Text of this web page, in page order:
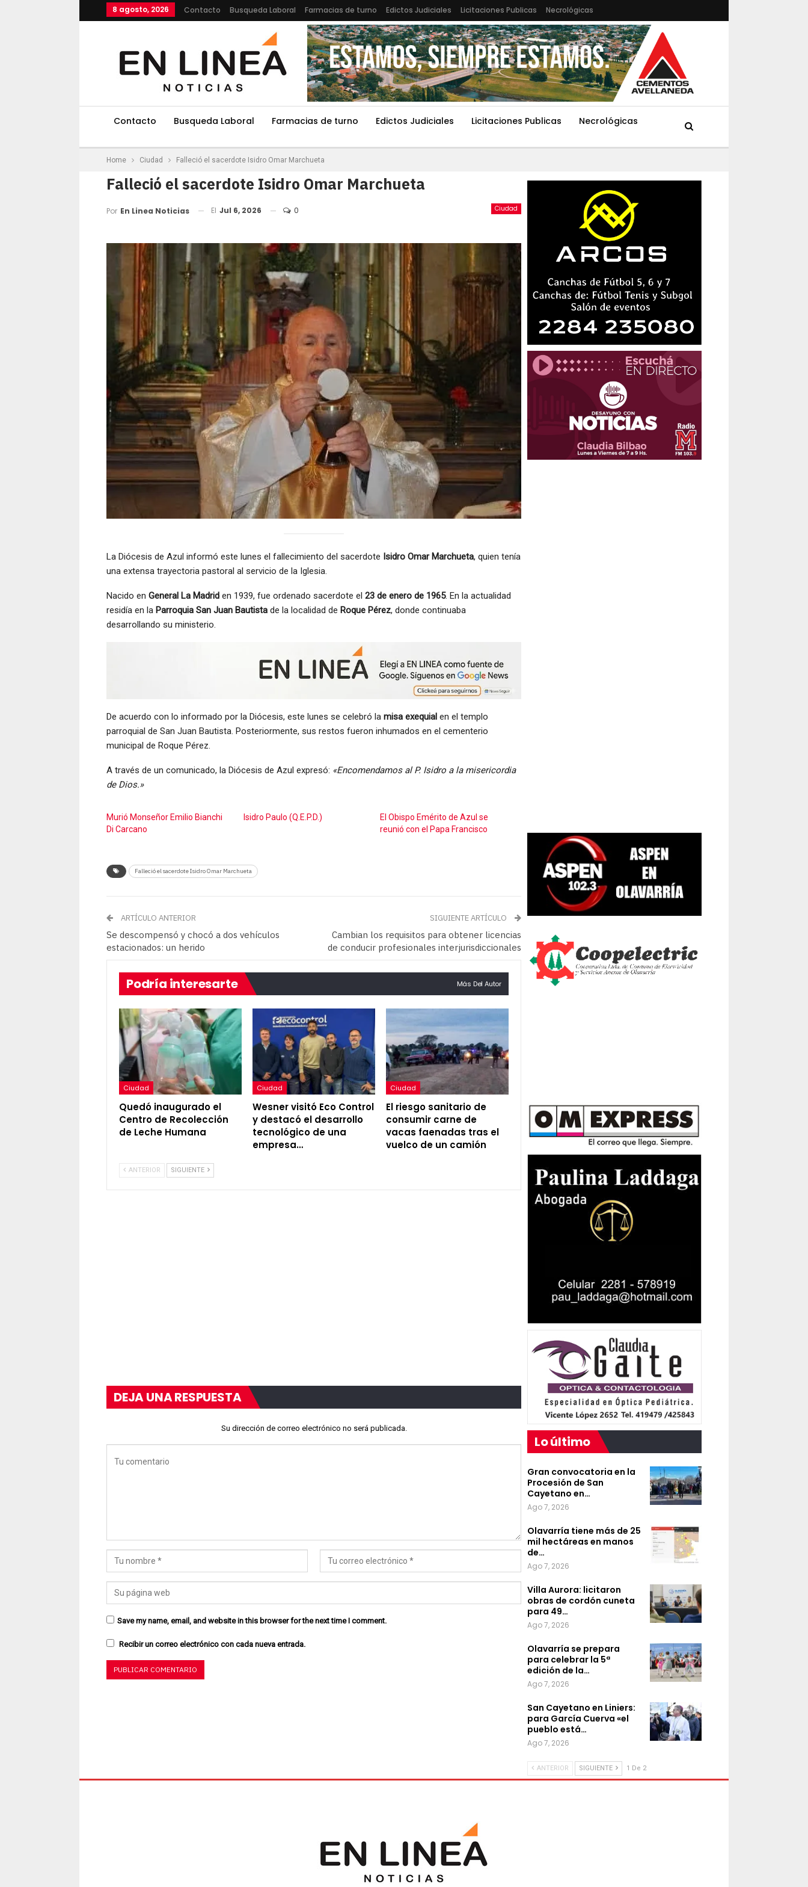
8 agosto, 2026 Contacto Busqueda Laboral Farmacias de turno Edictos Judiciales Licitaciones Publicas Necrológicas
Contacto Busqueda Laboral Farmacias de turno Edictos Judiciales Licitaciones Publicas Necrológicas
Home Ciudad Falleció el sacerdote Isidro Omar Marchueta
Falleció el sacerdote Isidro Omar Marchueta
Ciudad
Por En Linea Noticias El Jul 6, 2026 0
La Diócesis de Azul informó este lunes el fallecimiento del sacerdote Isidro Omar Marchueta, quien tenía
una extensa trayectoria pastoral al servicio de la Iglesia.
Nacido en General La Madrid en 1939, fue ordenado sacerdote el 23 de enero de 1965. En la actualidad
residía en la Parroquia San Juan Bautista de la localidad de Roque Pérez, donde continuaba
desarrollando su ministerio.
De acuerdo con lo informado por la Diócesis, este lunes se celebró la misa exequial en el templo
parroquial de San Juan Bautista. Posteriormente, sus restos fueron inhumados en el cementerio
municipal de Roque Pérez.
A través de un comunicado, la Diócesis de Azul expresó: «Encomendamos al P. Isidro a la misericordia
de Dios.»
Murió Monseñor Emilio Bianchi
Di Carcano
Isidro Paulo (Q.E.P.D.)
El Obispo Emérito de Azul se
reunió con el Papa Francisco
Falleció el sacerdote Isidro Omar Marchueta
ARTÍCULO ANTERIOR
Se descompensó y chocó a dos vehículos
estacionados: un herido
SIGUIENTE ARTÍCULO
Cambian los requisitos para obtener licencias
de conducir profesionales interjurisdiccionales
Podría interesarte Más Del Autor
Ciudad
Quedó inaugurado el
Centro de Recolección
de Leche Humana
Ciudad
Wesner visitó Eco Control
y destacó el desarrollo
tecnológico de una
empresa…
Ciudad
El riesgo sanitario de
consumir carne de
vacas faenadas tras el
vuelco de un camión
ANTERIOR SIGUIENTE
DEJA UNA RESPUESTA
Su dirección de correo electrónico no será publicada.
Save my name, email, and website in this browser for the next time I comment.
Recibir un correo electrónico con cada nueva entrada.
Lo último
Gran convocatoria en la
Procesión de San
Cayetano en…
Ago 7, 2026
Olavarría tiene más de 25
mil hectáreas en manos
de…
Ago 7, 2026
Villa Aurora: licitaron
obras de cordón cuneta
para 49…
Ago 7, 2026
Olavarría se prepara
para celebrar la 5ª
edición de la…
Ago 7, 2026
San Cayetano en Liniers:
para García Cuerva «el
pueblo está…
Ago 7, 2026
ANTERIOR SIGUIENTE 1 De 2